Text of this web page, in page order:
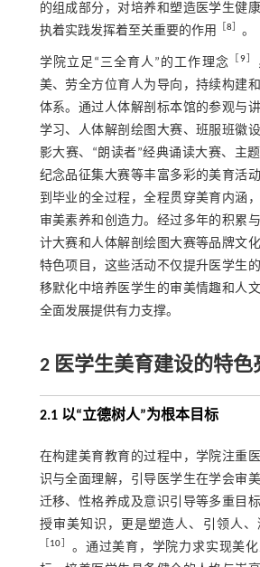
的组成部分，对培养和塑造医学生健
执着实践发挥着至关重要的作用
8 。
学院立足“三全育人”的工作理念 9］
美、劳全方位育人为导向，持续构建
体系。通过人体解剖标本馆的参观与
学习、人体解剖绘图大赛、班服班徽
影大赛、“朗读者”经典诵读大赛、主
纪念品征集大赛等丰富多彩的美育活
到毕业的全过程，全程贯穿美育内涵
审美素养和创造力。经过多年的积累
计大赛和人体解剖绘图大赛等品牌文
特色项目，这些活动不仅提升医学生
移默化中培养医学生的审美情趣和人
全面发展提供有力支撑。
2 医学生美育建设的特色
2.1 以“立德树人”为根本目标
在构建美育教育的过程中，学院注重
识与全面理解，引导医学生在学会审
迁移、性格养成及意识引导等多重目
授审美知识，更是塑造人、引领人
10
。通过美育，学院力求实现美